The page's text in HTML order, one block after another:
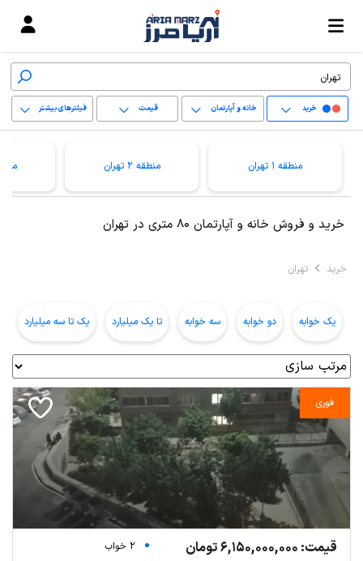
خرید خانه و آپارتمان قیمت فیلترهای بیشتر
منطقه 1 تهران منطقه 2 تهران منطقه
خرید و فروش خانه و آپارتمان 80 متری در تهران
خرید تهران
یک خوابه دو خوابه سه خوابه تا یک میلیارد یک تا سه میلیارد
فوری
قیمت: 6,150,000,000 تومان
2 خواب